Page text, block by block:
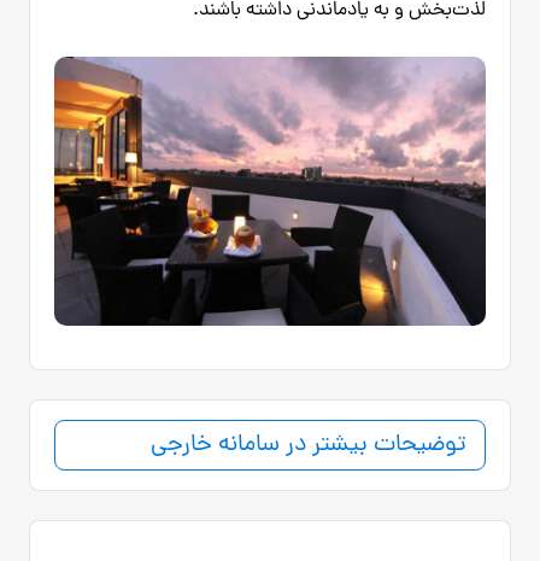
لذت‌بخش و به یادماندنی داشته باشند.
توضیحات بیشتر در سامانه خارجی